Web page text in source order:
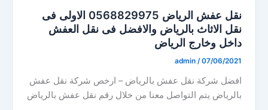
نقل عفش الرياض 0568829975 الاولى فى
نقل الاثاث بالرياض والافضل فى نقل العفش
داخل وخارج الرياض
admin /07/06/2021
افضل شركة نقل عفش بالرياض – ارخص شركة نقل عفش
بالرياض يتم التواصل معنا من خلال رقم نقل عفش بالرياض